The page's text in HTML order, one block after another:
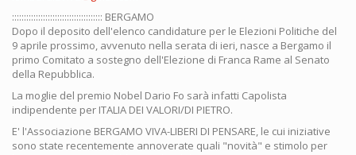
:::::::::::::::::::::::::::::::::::::: BERGAMO
Dopo il deposito dell'elenco candidature per le Elezioni Politiche del
9 aprile prossimo, avvenuto nella serata di ieri, nasce a Bergamo il
primo Comitato a sostegno dell'Elezione di Franca Rame al Senato
della Repubblica.
La moglie del premio Nobel Dario Fo sarà infatti Capolista
indipendente per ITALIA DEI VALORI/DI PIETRO.
E' l'Associazione BERGAMO VIVA-LIBERI DI PENSARE, le cui iniziative
sono state recentemente annoverate quali "novità" e stimolo per